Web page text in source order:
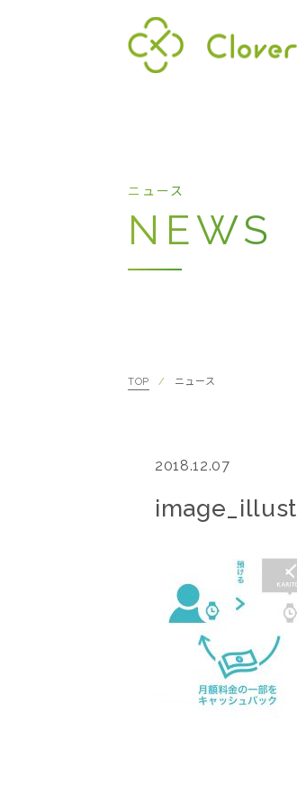
ニュース
NEWS
TOP ニュース
image_illust
2018.12.07